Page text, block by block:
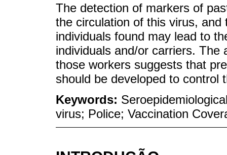
The detection of markers of
the circulation of this virus,
individuals found may lead to
individuals and/or carriers. The
those workers suggests that
should be developed to control
Keywords:
virus; Police; Vaccination